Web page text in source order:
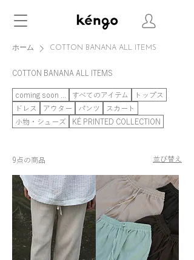
ホーム COTTON BANANA ALL ITEMS
COTTON BANANA ALL ITEMS
coming soon ... すべてのアイテム
トップス
ドレス
アウター パンツ
スカート
小物・シューズ
KÉ PRINTED COLLECTION
9点の商品 並び替え